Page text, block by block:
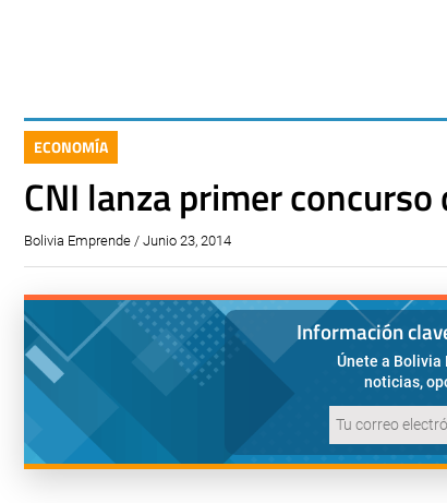
ECONOMÍA
CNI lanza primer
Bolivia Emprende / Junio 23, 2014
Información
Únete a Bolivia
noticias,